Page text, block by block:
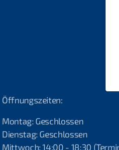
Öffnungszeiten:
Montag: Geschlossen
Dienstag: Geschlossen
Mittwoch: 14:00 - 18:30